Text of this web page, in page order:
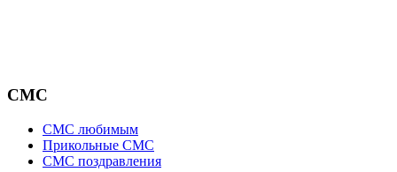
СМС
СМС любимым
Прикольные СМС
СМС поздравления